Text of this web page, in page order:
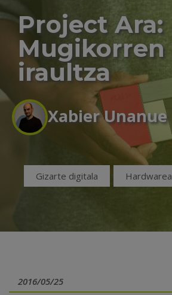
Project Ara:
Mugikorren
iraultza
Xabier Unanue
Gizarte digitala Hardwarea
2016/05/25